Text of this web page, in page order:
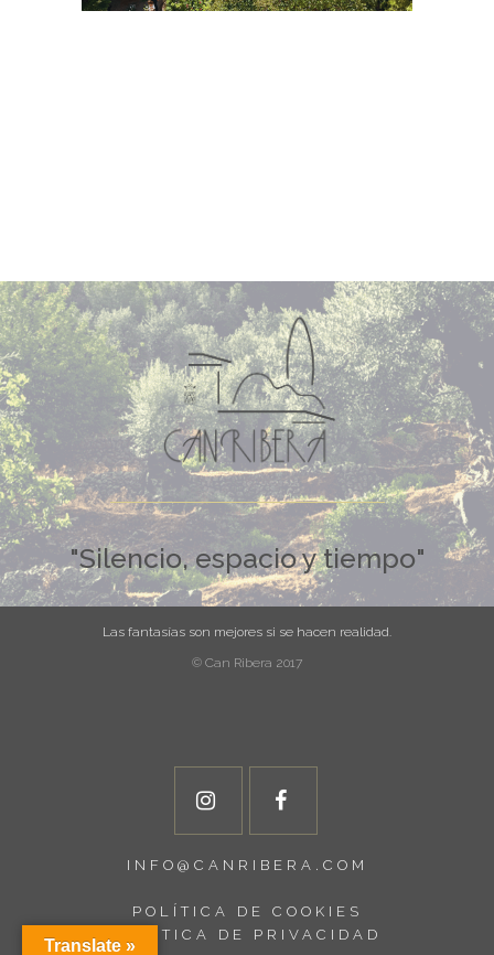
"Silencio, espacio y tiempo"
Las fantasías son mejores si se hacen realidad.
© Can Ribera 2017
INFO@CANRIBERA.COM
POLÍTICA DE COOKIES
POLÍTICA DE PRIVACIDAD
Translate »